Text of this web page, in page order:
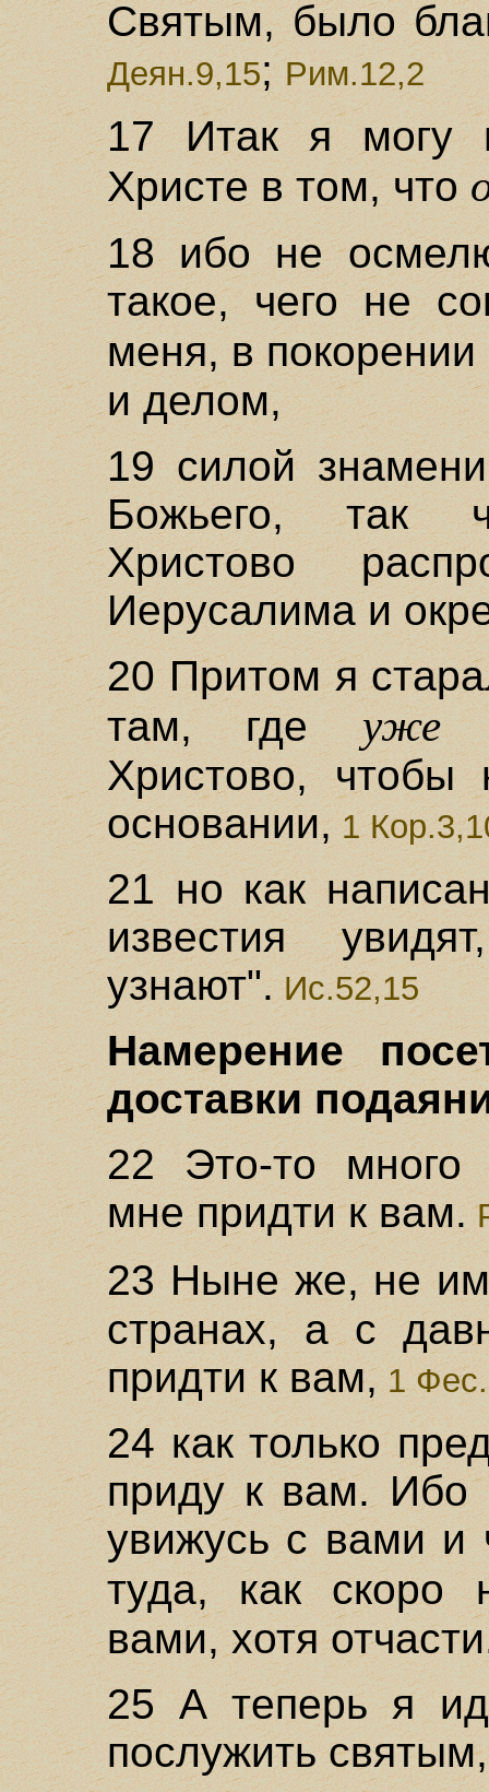
Святым, было
Деян.9,15;Рим.12,2
17 Итак я могу
Христе в том, что
18 ибо не
такое, чего не
меня, в
и делом,
19 силой
Божьего, так
Христово
Иерусалима и
20 Притом я
там, гдеуже
Христово, чтобы
основании, 1
21 но как
известия
узнают".Ис.52,15
Намерение
доставки
22 Это-то много
мне придти к вам.
23 Ныне же, не
странах, а с
придти к вам, 1
24 как только
приду к вам. Ибо
увижусь с вами и
туда, как скоро
вами, хотя
25 А теперь я
послужить святым,